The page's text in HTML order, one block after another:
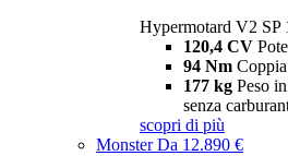
Hypermotard V2 SP
120,4 CV
94 Nm Coppia
177 kg Peso
senza
scopri di più
MonsterDa 12.890 €